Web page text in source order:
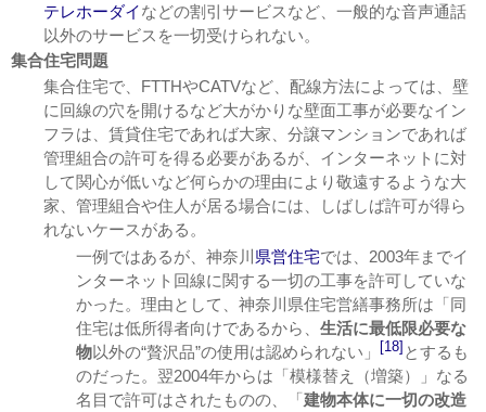
テレホーダイなどの割引サービスなど、一般的な音声通話
以外のサービスを一切受けられない。
集合住宅問題
集合住宅で、FTTHやCATVなど、配線方法によっては、壁
に回線の穴を開けるなど大がかりな壁面工事が必要なイン
フラは、賃貸住宅であれば大家、分譲マンションであれば
管理組合の許可を得る必要があるが、インターネットに対
して関心が低いなど何らかの理由により敬遠するような大
家、管理組合や住人が居る場合には、しばしば許可が得ら
れないケースがある。
一例ではあるが、神奈川 県営住宅では、2003年までイ
ンターネット回線に関する一切の工事を許可していな
かった。理由として、神奈川県住宅営繕事務所は「同
住宅は低所得者向けであるから、 生活に最低限必要な
物以外の“贅沢品”の使用は認められない」 [18] とするも
のだった。翌2004年からは「模様替え（増築）」なる
名目で許可はされたものの、「建物本体に一切の改造